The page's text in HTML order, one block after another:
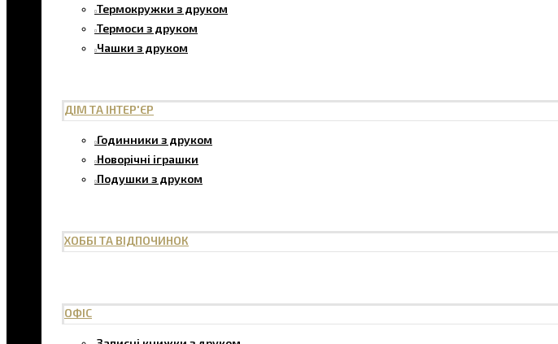
Термокружки з друком
Термоси з друком
Чашки з друком
ДІМ ТА ІНТЕР'ЄР
Годинники з друком
Новорічні іграшки
Подушки з друком
ХОББІ ТА ВІДПОЧИНОК
ОФІС